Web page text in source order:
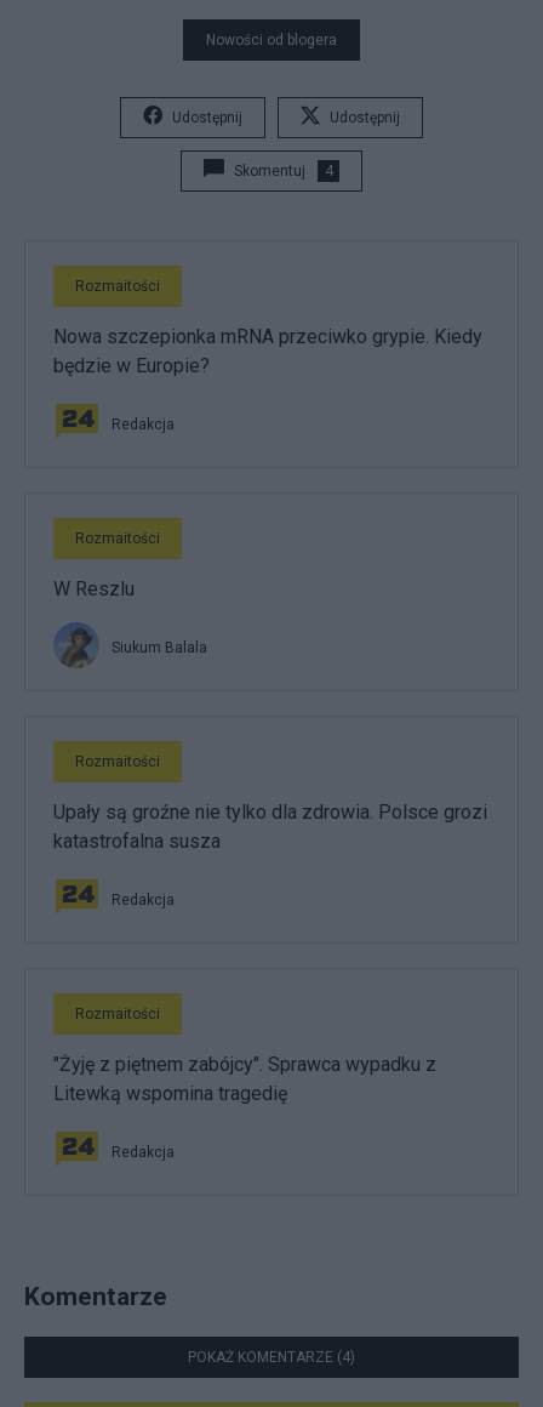
Nowości od blogera
Udostępnij Udostępnij
Skomentuj 4
Rozmaitości
Nowa szczepionka mRNA przeciwko grypie. Kiedy
będzie w Europie?
Redakcja
Rozmaitości
W Reszlu
Siukum Balala
Rozmaitości
Upały są groźne nie tylko dla zdrowia. Polsce grozi
katastrofalna susza
Redakcja
Rozmaitości
"Żyję z piętnem zabójcy". Sprawca wypadku z
Litewką wspomina tragedię
Redakcja
Komentarze
POKAŻ KOMENTARZE (4)